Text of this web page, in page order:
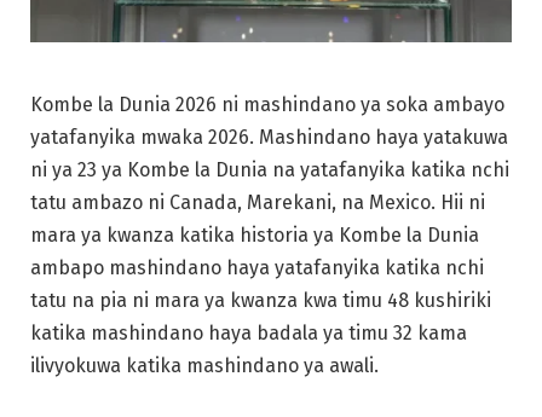
Kombe la Dunia 2026 ni mashindano ya soka ambayo
yatafanyika mwaka 2026. Mashindano haya yatakuwa
ni ya 23 ya Kombe la Dunia na yatafanyika katika nchi
tatu ambazo ni Canada, Marekani, na Mexico. Hii ni
mara ya kwanza katika historia ya Kombe la Dunia
ambapo mashindano haya yatafanyika katika nchi
tatu na pia ni mara ya kwanza kwa timu 48 kushiriki
katika mashindano haya badala ya timu 32 kama
ilivyokuwa katika mashindano ya awali.